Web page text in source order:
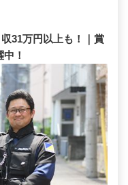
31万円以上も！｜賞
！